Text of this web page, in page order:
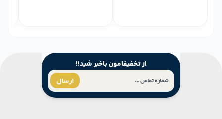
ارسال
از تخفیفامون باخبر شید!!